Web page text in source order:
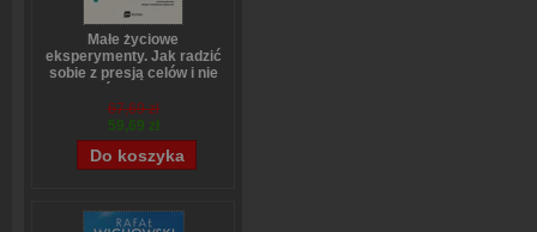
Małe życiowe
eksperymenty. Jak radzić
sobie z presją celów i nie
Anne-Laure LeCunff
67,69 zł
59,69 zł